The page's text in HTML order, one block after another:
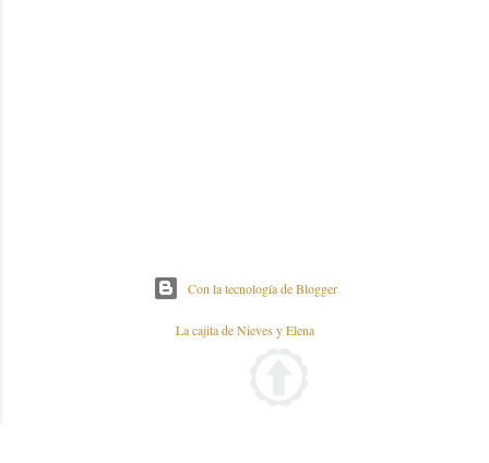
Con la tecnología de Blogger
La cajita de Nieves y Elena